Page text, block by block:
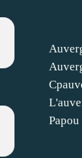
Papou